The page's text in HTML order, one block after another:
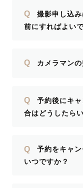
Q
撮影申し込
前にすればよい
Q カメラマン
Q
予約後にキ
合はどうしたら
Q
予約をキャ
いつですか？